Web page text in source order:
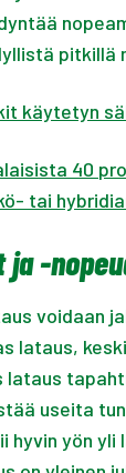
pitkillä
käytetyn
40
tai
-
voidaan
lataus,
lataus
useita
hyvin yön yli